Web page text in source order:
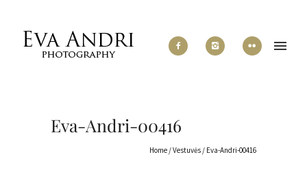
Eva-Andri-00416
Home /Vestuvės / Eva-Andri-00416